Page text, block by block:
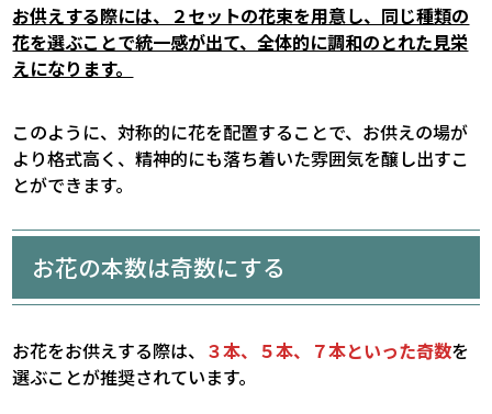
お供えする際には、２セットの花束を用意し、同じ種類の
花を選ぶことで統一感が出て、全体的に調和のとれた見栄
えになります。
このように、対称的に花を配置することで、お供えの場が
より格式高く、精神的にも落ち着いた雰囲気を醸し出すこ
とができます。
お花の本数は奇数にする
お花をお供えする際は、 ３本、５本、７本といった奇数を
選ぶことが推奨されています。